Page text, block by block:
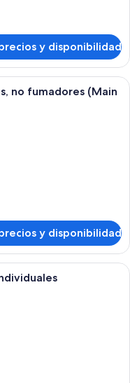
y disponibilidad
de hotel con dos camas,
no fumadores (Main
y disponibilidad
de hotel con dos